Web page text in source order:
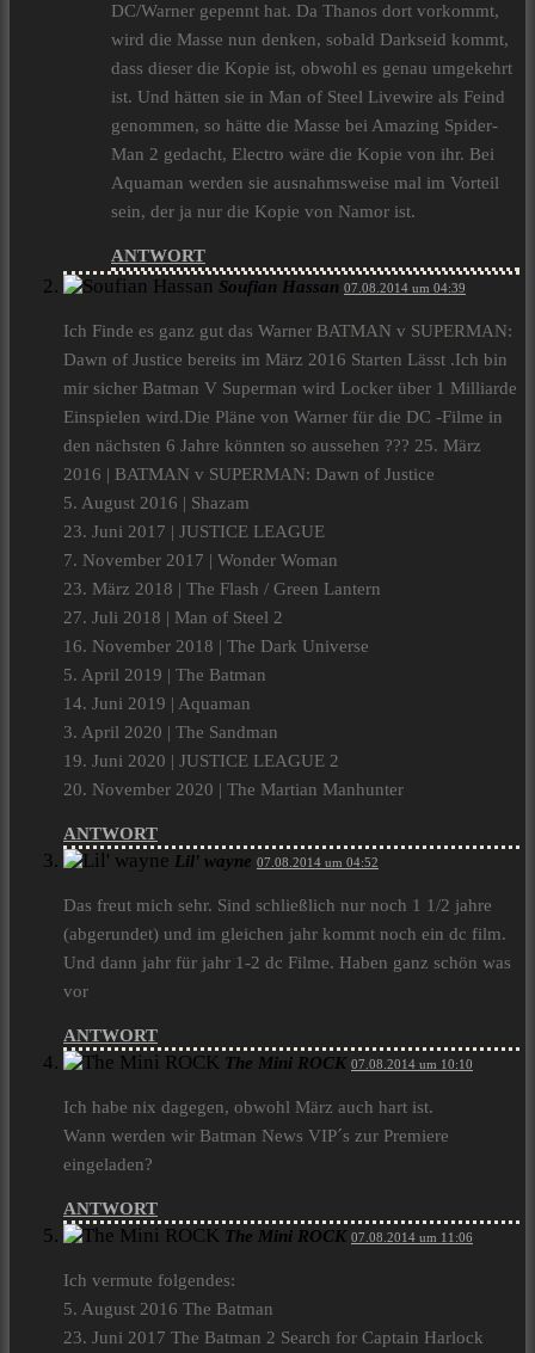
DC/Warner gepennt hat. Da Thanos dort vorkommt,
wird die Masse nun denken, sobald Darkseid kommt,
dass dieser die Kopie ist, obwohl es genau umgekehrt
ist. Und hätten sie in Man of Steel Livewire als Feind
genommen, so hätte die Masse bei Amazing Spider-
Man 2 gedacht, Electro wäre die Kopie von ihr. Bei
Aquaman werden sie ausnahmsweise mal im Vorteil
sein, der ja nur die Kopie von Namor ist.
ANTWORT
Soufian Hassan 07.08.2014 um 04:39
Ich Finde es ganz gut das Warner BATMAN v SUPERMAN:
Dawn of Justice bereits im März 2016 Starten Lässt .Ich bin
mir sicher Batman V Superman wird Locker über 1 Milliarde
Einspielen wird.Die Pläne von Warner für die DC -Filme in
den nächsten 6 Jahre könnten so aussehen ??? 25. März
2016 | BATMAN v SUPERMAN: Dawn of Justice
5. August 2016 | Shazam
23. Juni 2017 | JUSTICE LEAGUE
7. November 2017 | Wonder Woman
23. März 2018 | The Flash / Green Lantern
27. Juli 2018 | Man of Steel 2
16. November 2018 | The Dark Universe
5. April 2019 | The Batman
14. Juni 2019 | Aquaman
3. April 2020 | The Sandman
19. Juni 2020 | JUSTICE LEAGUE 2
20. November 2020 | The Martian Manhunter
ANTWORT
Lil' wayne 07.08.2014 um 04:52
Das freut mich sehr. Sind schließlich nur noch 1 1/2 jahre
(abgerundet) und im gleichen jahr kommt noch ein dc film.
Und dann jahr für jahr 1-2 dc Filme. Haben ganz schön was
vor
ANTWORT
The Mini ROCK 07.08.2014 um 10:10
Ich habe nix dagegen, obwohl März auch hart ist.
Wann werden wir Batman News VIP´s zur Premiere
eingeladen?
ANTWORT
The Mini ROCK 07.08.2014 um 11:06
Ich vermute folgendes:
5. August 2016 The Batman
23. Juni 2017 The Batman 2 Search for Captain Harlock